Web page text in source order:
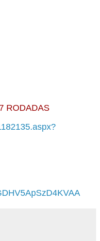
RODADAS